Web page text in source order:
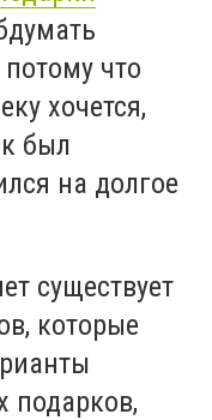
что
хочется,
был
на долгое
существует
которые
подарков,